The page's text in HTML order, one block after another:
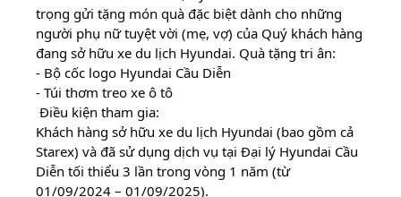
trọng gửi tặng món quà đặc biệt dành cho những
người phụ nữ tuyệt vời (mẹ, vợ) của Quý khách hàng
đang sở hữu xe du lịch Hyundai. Quà tặng tri ân:
- Bộ cốc logo Hyundai Cầu Diễn
- Túi thơm treo xe ô tô
Điều kiện tham gia:
Khách hàng sở hữu xe du lịch Hyundai (bao gồm cả
Starex) và đã sử dụng dịch vụ tại Đại lý Hyundai Cầu
Diễn tối thiểu 3 lần trong vòng 1 năm (từ
01/09/2024 – 01/09/2025).